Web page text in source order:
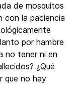
de mosquitos
con la paciencia
por hambre
no tener ni en
¿Qué
que no hay